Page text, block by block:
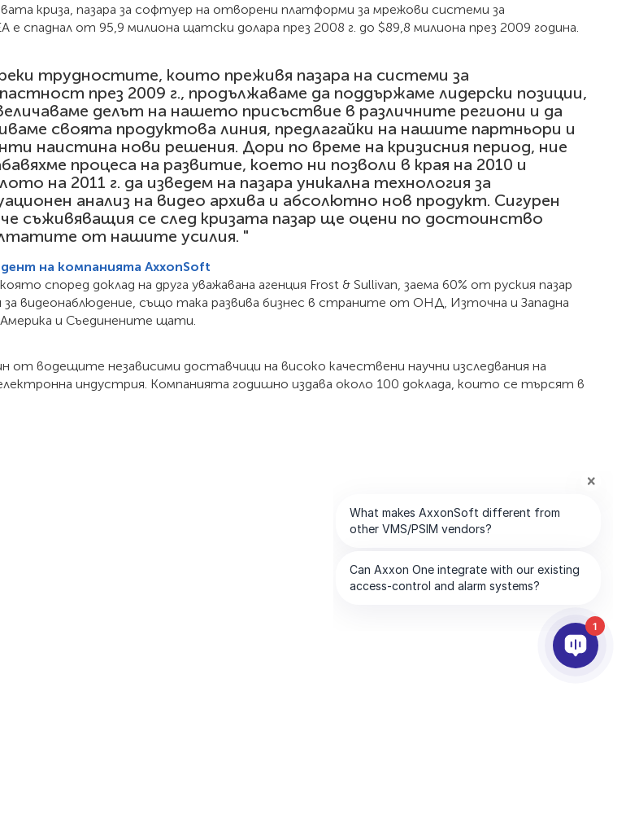
криза, пазара за софтуер на отворени платформи за мрежови системи за
е спаднал от 95,9 милиона щатски долара през 2008 г. до $89,8 милиона през 2009 година.
трудностите, които преживя пазара на системи за
през 2009 г., продължаваме да поддържаме лидерски позиции,
делът на нашето присъствие в различните региони и да
своята продуктова линия, предлагайки на нашите партньори и
наистина нови решения. Дори по време на кризисния период, ние
процеса на развитие, което ни позволи в края на 2010 и
на 2011 г. да изведем на пазара уникална технология за
анализ на видео архива и абсолютно нов продукт. Сигурен
съживяващия се след кризата пазар ще оцени по достоинство
от нашите усилия. "
на компанията AxxonSoft
според доклад на друга уважавана агенция Frost & Sullivan, заема 60% от руския пазар
видеонаблюдение, също така развива бизнес в страните от ОНД, Източна и Западна
Америка и Съединените щати.
от водещите независими доставчици на високо качествени научни изследвания на
индустрия. Компанията годишно издава около 100 доклада, които се търсят в
1